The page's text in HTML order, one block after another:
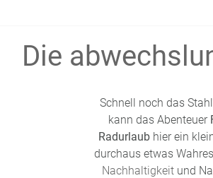
Die
Schnell noch das
kann das Abenteuer
Radurlaub hier ein
durchaus etwas
Nachhaltigkeitund